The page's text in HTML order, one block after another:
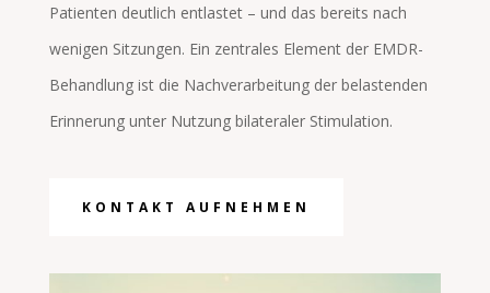
Patienten deutlich entlastet – und das bereits nach
wenigen Sitzungen. Ein zentrales Element der EMDR-
Behandlung ist die Nachverarbeitung der belastenden
Erinnerung unter Nutzung bilateraler Stimulation.
KONTAKT AUFNEHMEN